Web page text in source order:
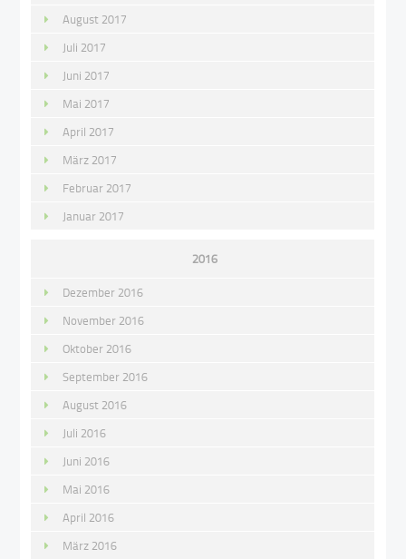
August 2017
Juli 2017
Juni 2017
Mai 2017
April 2017
März 2017
Februar 2017
Januar 2017
2016
Dezember 2016
November 2016
Oktober 2016
September 2016
August 2016
Juli 2016
Juni 2016
Mai 2016
April 2016
März 2016